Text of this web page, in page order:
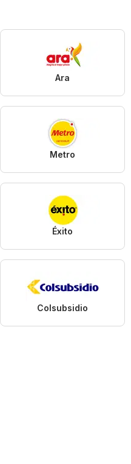
Ara
Metro
Éxito
Colsubsidio